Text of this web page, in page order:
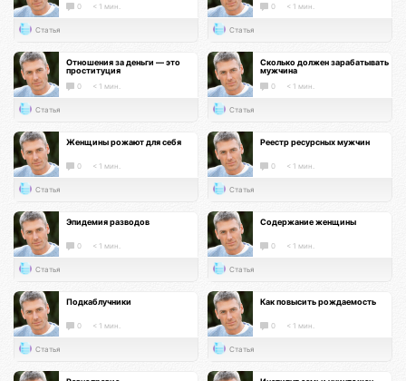
0 < 1 мин.
Статья
0 < 1 мин.
Статья
Отношения за деньги — это
проституция
0 < 1 мин.
Статья
Сколько должен зарабатывать
мужчина
0 < 1 мин.
Статья
Женщины рожают для себя
0 < 1 мин.
Статья
Реестр ресурсных мужчин
0 < 1 мин.
Статья
Эпидемия разводов
0 < 1 мин.
Статья
Содержание женщины
0 < 1 мин.
Статья
Подкаблучники
0 < 1 мин.
Статья
Как повысить рождаемость
0 < 1 мин.
Статья